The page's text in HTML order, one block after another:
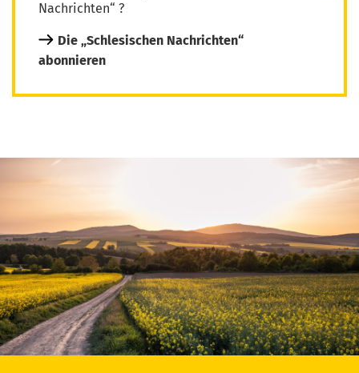
Nachrichten“ ?
Die „Schlesischen Nachrichten“
abonnieren